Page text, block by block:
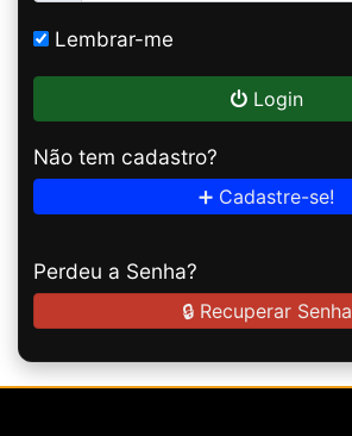
Lembrar-me
Login
Não tem cadastro?
➕ Cadastre-se!
Perdeu a Senha?
🔒 Recuperar Senha